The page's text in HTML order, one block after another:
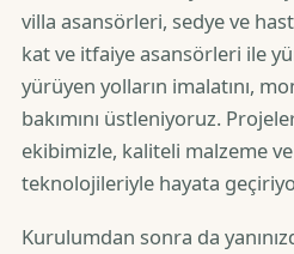
villa asansörleri, sedye ve
kat ve itfaiye asansörleri ile
yürüyen yolların imalatını,
bakımını üstleniyoruz.
ekibimizle, kaliteli malzeme
teknolojileriyle hayata
Kurulumdan sonra da